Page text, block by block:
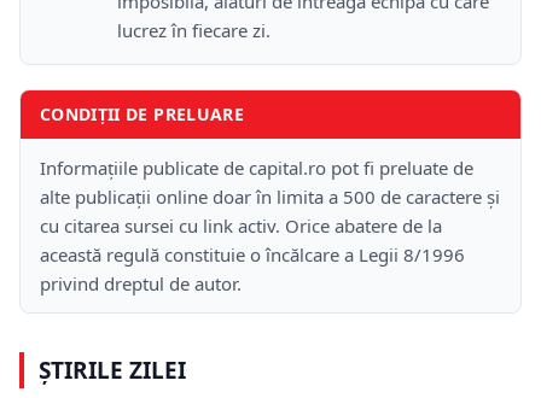
lucrez în fiecare zi.
CONDIȚII DE PRELUARE
Informațiile publicate de capital.ro pot fi preluate de
alte publicații online doar în limita a 500 de caractere și
cu citarea sursei cu link activ. Orice abatere de la
această regulă constituie o încălcare a Legii 8/1996
privind dreptul de autor.
ȘTIRILE ZILEI